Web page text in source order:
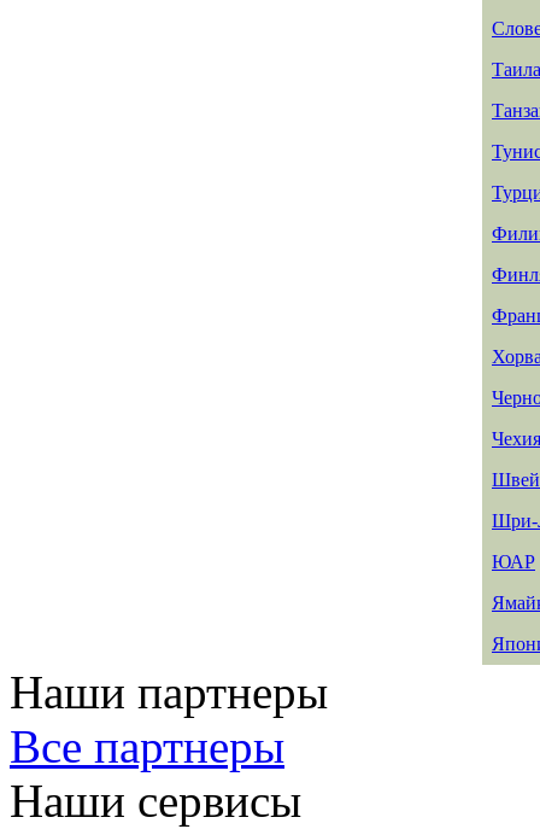
Чехия
Шри-
ЮАР
Наши партнеры
Все партнеры
Наши сервисы